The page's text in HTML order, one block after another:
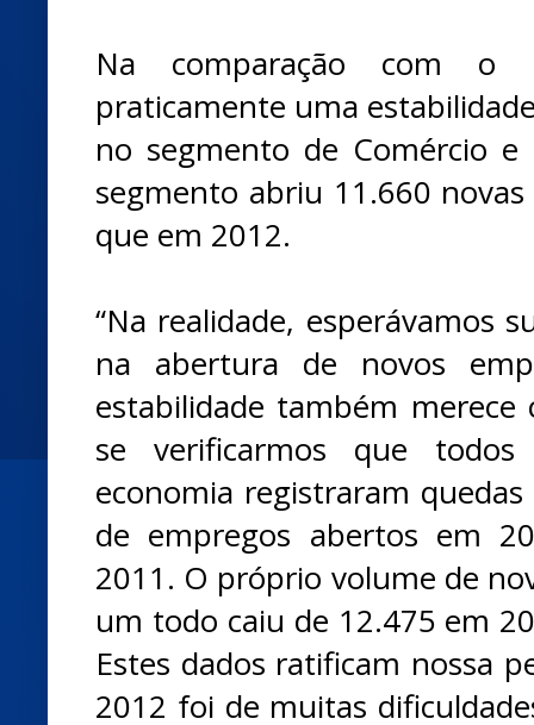
Na comparação com
praticamente uma
no segmento de Comércio e
segmento abriu 11.660
que em 2012.
“Na realidade, esperávamos
na abertura de novos
estabilidade também merece
se verificarmos que
economia registraram
de empregos abertos em
2011. O próprio volume de
um todo caiu de 12.475 em
Estes dados ratificam nossa
2012 foi de muitas